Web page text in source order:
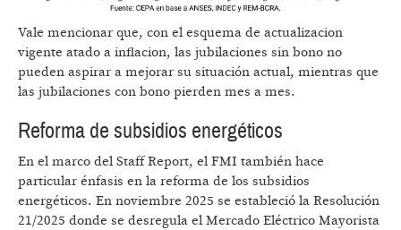
Vale mencionar que, con el esquema de actualizacion
vigente atado a inflacion, las jubilaciones sin bono no
pueden aspirar a mejorar su situación actual, mientras que
las jubilaciones con bono pierden mes a mes.
Reforma de subsidios energéticos
En el marco del Staff Report, el FMI también hace
particular énfasis en la reforma de los subsidios
energéticos. En noviembre 2025 se estableció la Resolución
21/2025 donde se desregula el Mercado Eléctrico Mayorista